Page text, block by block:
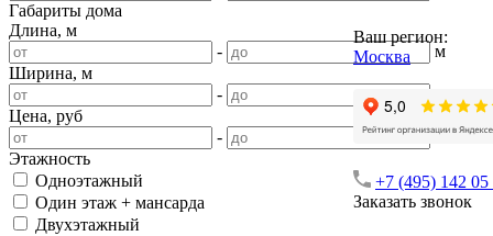
Ваш регион:
Москва
+7 (495) 142 05
Заказать звонок
Габариты дома
Длина, м
-
м
Ширина, м
-
Цена, руб
-
Этажность
Одноэтажный
Один этаж + мансарда
Двухэтажный